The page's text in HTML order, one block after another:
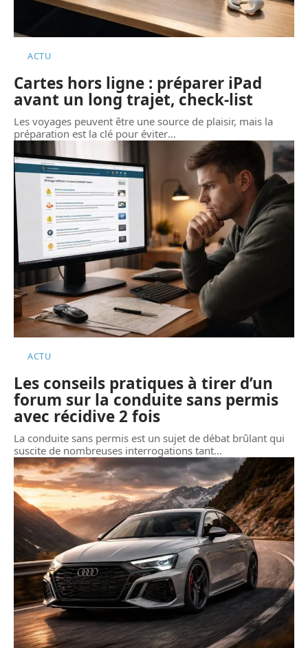
ACTU
Cartes hors ligne : préparer iPad
avant un long trajet, check-list
Les voyages peuvent être une source de plaisir, mais la
préparation est la clé pour éviter…
ACTU
Les conseils pratiques à tirer d’un
forum sur la conduite sans permis
avec récidive 2 fois
La conduite sans permis est un sujet de débat brûlant qui
suscite de nombreuses interrogations tant…